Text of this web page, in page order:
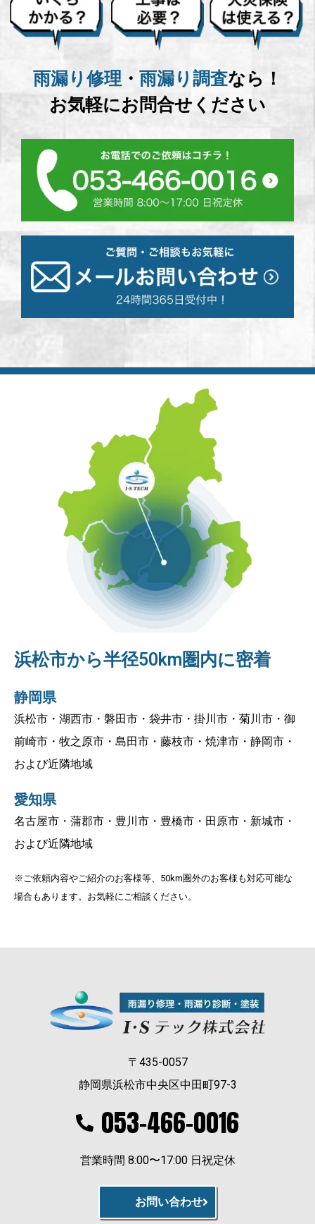
雨漏り修理 ・ 雨漏り調査なら！
お気軽にお問合せください
浜松市から半径50km圏内に密着
静岡県
浜松市・湖西市・磐田市・袋井市・掛川市・菊川市・御
前崎市・牧之原市・島田市・藤枝市・焼津市・静岡市・
および近隣地域
愛知県
名古屋市・蒲郡市・豊川市・豊橋市・田原市・新城市・
および近隣地域
※ご依頼内容やご紹介のお客様等、50km圏外のお客様も対応可能な
場合もあります。お気軽にご相談ください。
〒435-0057
静岡県浜松市中央区中田町97-3
053-466-0016
営業時間 8:00〜17:00 日祝定休
お問い合わせ